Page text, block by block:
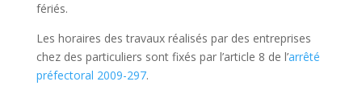
fériés.
Les horaires des travaux réalisés par des entreprises
chez des particuliers sont fixés par l’article 8 de l’arrêté
préfectoral 2009-297.